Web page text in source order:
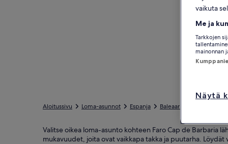
Aloitussivu Loma-asunnot Espanja Baleaarit
Valitse oikea loma-asunto kohteen Faro Cap de Barbaria
mukavuudet, joita ovat vaikkapa takka ja puutarha.
vaikuta
Me ja
Tarkkojen
mainonnan
Näytä